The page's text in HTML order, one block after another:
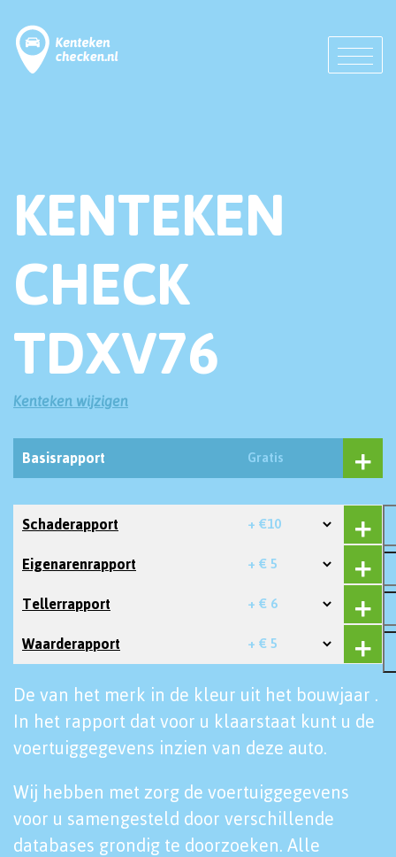
KENTEKEN
CHECK
TDXV76
Kenteken wijzigen
Basisrapport Gratis
Schaderapport + €10
Eigenarenrapport + € 5
Tellerrapport + € 6
Waarderapport + € 5
De van het merk in de kleur uit het bouwjaar .
In het rapport dat voor u klaarstaat kunt u de
voertuiggegevens inzien van deze auto.
Wij hebben met zorg de voertuiggegevens
voor u samengesteld door verschillende
databases grondig te doorzoeken. Alle